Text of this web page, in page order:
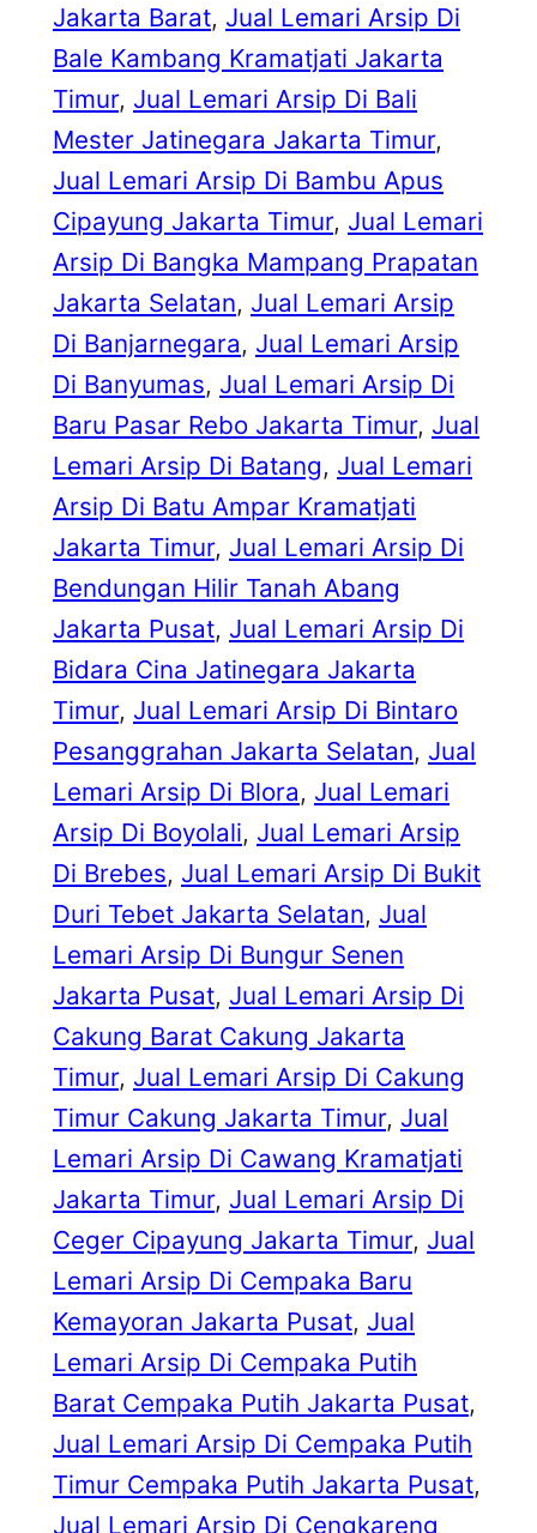
Jakarta Barat, Jual Lemari Arsip Di
Bale Kambang Kramatjati Jakarta
Timur, Jual Lemari Arsip Di Bali
Mester Jatinegara Jakarta Timur
Jual Lemari Arsip Di Bambu Apus
Cipayung Jakarta Timur, Jual Lemari
Arsip Di Bangka Mampang Prapatan
Jakarta Selatan, Jual Lemari Arsip
Di Banjarnegara, Jual Lemari Arsip
Di Banyumas, Jual Lemari Arsip Di
Baru Pasar Rebo Jakarta Timur, Jual
Lemari Arsip Di Batang, Jual Lemari
Arsip Di Batu Ampar Kramatjati
Jakarta Timur, Jual Lemari Arsip Di
Bendungan Hilir Tanah Abang
Jakarta Pusat, Jual Lemari Arsip Di
Bidara Cina Jatinegara Jakarta
Timur, Jual Lemari Arsip Di Bintaro
Pesanggrahan Jakarta Selatan, Jual
Lemari Arsip Di Blora, Jual Lemari
Arsip Di Boyolali, Jual Lemari Arsip
Di Brebes, Jual Lemari Arsip Di Bukit
Duri Tebet Jakarta Selatan, Jual
Lemari Arsip Di Bungur Senen
Jakarta Pusat, Jual Lemari Arsip Di
Cakung Barat Cakung Jakarta
Timur, Jual Lemari Arsip Di Cakung
Timur Cakung Jakarta Timur, Jual
Lemari Arsip Di Cawang Kramatjati
Jakarta Timur, Jual Lemari Arsip Di
Ceger Cipayung Jakarta Timur, Jual
Lemari Arsip Di Cempaka Baru
Kemayoran Jakarta Pusat, Jual
Lemari Arsip Di Cempaka Putih
Barat Cempaka Putih Jakarta Pusat
Jual Lemari Arsip Di Cempaka Putih
Timur Cempaka Putih Jakarta Pusat
Jual Lemari Arsip Di Cengkareng